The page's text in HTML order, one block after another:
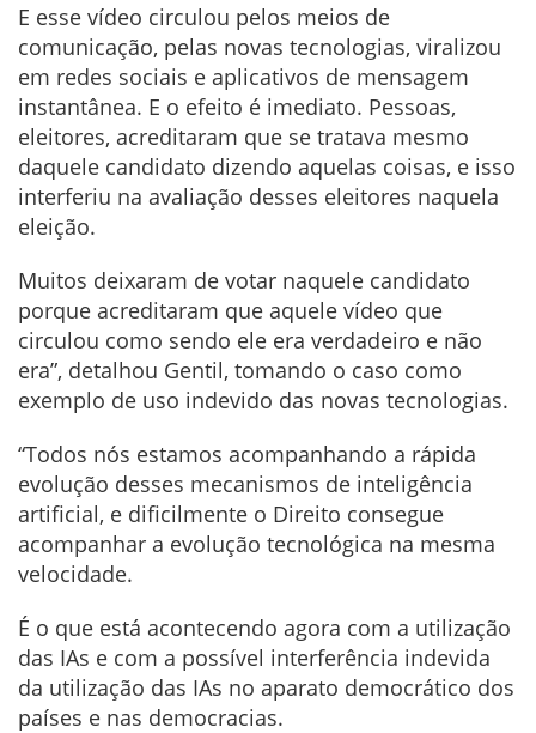
E esse vídeo circulou pelos meios de
comunicação, pelas novas tecnologias, viralizou
em redes sociais e aplicativos de mensagem
instantânea. E o efeito é imediato. Pessoas,
eleitores, acreditaram que se tratava mesmo
daquele candidato dizendo aquelas coisas, e isso
interferiu na avaliação desses eleitores naquela
eleição.
Muitos deixaram de votar naquele candidato
porque acreditaram que aquele vídeo que
circulou como sendo ele era verdadeiro e não
era”, detalhou Gentil, tomando o caso como
exemplo de uso indevido das novas tecnologias.
“Todos nós estamos acompanhando a rápida
evolução desses mecanismos de inteligência
artificial, e dificilmente o Direito consegue
acompanhar a evolução tecnológica na mesma
velocidade.
É o que está acontecendo agora com a utilização
das IAs e com a possível interferência indevida
da utilização das IAs no aparato democrático dos
países e nas democracias.